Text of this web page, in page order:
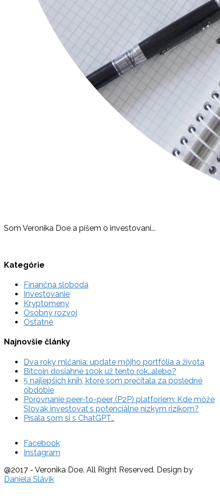
Som Veronika Doe a píšem o investovaní...
Kategórie
Finančná sloboda
Investovanie
Kryptomeny
Osobný rozvoj
Ostatné
Najnovšie články
Dva roky mlčania: update môjho portfólia a života
Bitcoin dosiahne 100k už tento rok…alebo?
5 najlepších kníh, ktoré som prečítala za posledné
obdobie
Porovnanie peer-to-peer (P2P) platforiem: Kde môže
Slovák investovať s potenciálne nízkym rizikom?
Písala som si s ChatGPT…
Facebook
Instagram
@2017 - Veronika Doe. All Right Reserved. Design by
Daniela Slávik